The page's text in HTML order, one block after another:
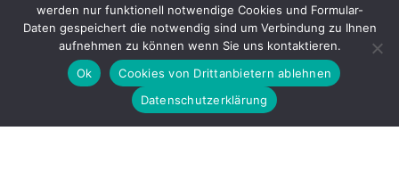
Gefördert durch
werden nur funktionell notwendige Cookies und Formular-
Daten gespeichert die notwendig sind um Verbindung zu Ihnen
aufnehmen zu können wenn Sie uns kontaktieren.
Ok
Cookies von Drittanbietern ablehnen
Datenschutzerklärung